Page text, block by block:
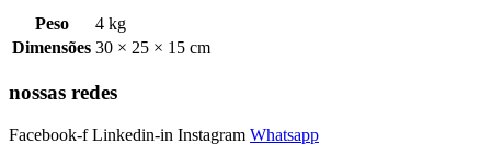
Peso
4 kg
Dimensões 30 × 25 × 15 cm
nossas redes
Facebook-f Linkedin-in Instagram Whatsapp